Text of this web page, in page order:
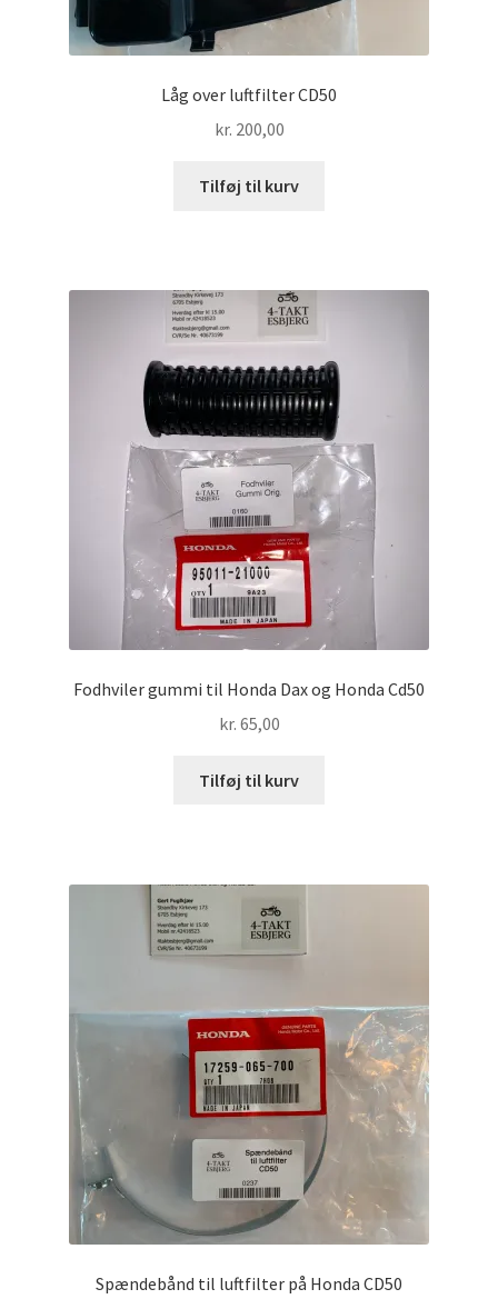
Låg over luftfilter CD50
kr. 200,00
Tilføj til kurv
Fodhviler gummi til Honda Dax og Honda Cd50
kr. 65,00
Tilføj til kurv
Spændebånd til luftfilter på Honda CD50